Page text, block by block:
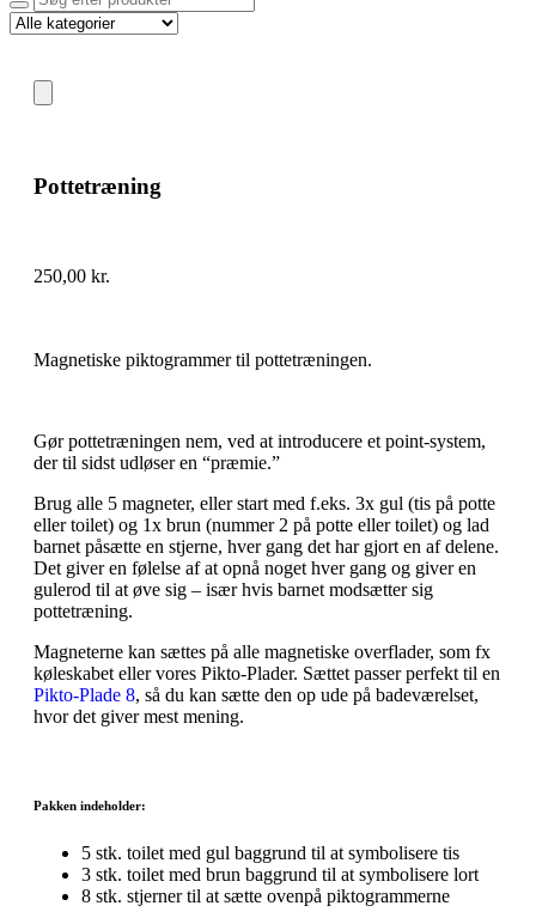
Pottetræning
250,00 kr.
Magnetiske piktogrammer til pottetræningen.
Gør pottetræningen nem, ved at introducere et point-system,
der til sidst udløser en “præmie.”
Brug alle 5 magneter, eller start med f.eks. 3x gul (tis på potte
eller toilet) og 1x brun (nummer 2 på potte eller toilet) og lad
barnet påsætte en stjerne, hver gang det har gjort en af delene.
Det giver en følelse af at opnå noget hver gang og giver en
gulerod til at øve sig – især hvis barnet modsætter sig
pottetræning.
Magneterne kan sættes på alle magnetiske overflader, som fx
køleskabet eller vores Pikto-Plader. Sættet passer perfekt til en
Pikto-Plade 8, så du kan sætte den op ude på badeværelset,
hvor det giver mest mening.
Pakken indeholder:
5 stk. toilet med gul baggrund til at symbolisere tis
3 stk. toilet med brun baggrund til at symbolisere lort
8 stk. stjerner til at sætte ovenpå piktogrammerne